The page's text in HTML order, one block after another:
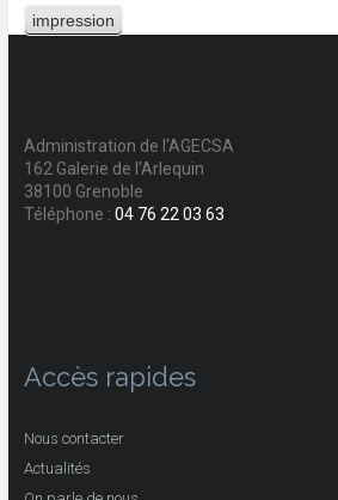
Vue
impression
Administration de l'AGECSA
162 Galerie de l'Arlequin
38100 Grenoble
Téléphone : 04 76 22 03 63
Accès rapides
Nous contacter
Actualités